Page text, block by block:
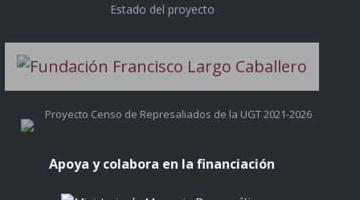
Estado del proyecto
Proyecto Censo de Represaliados de la UGT 2021-2026
Apoya y colabora en la financiación